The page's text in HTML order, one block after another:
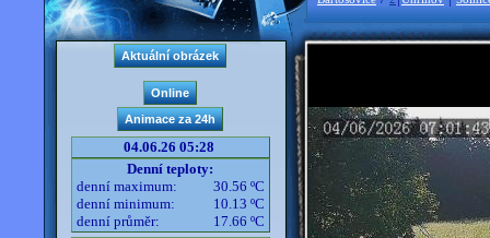
04.06.26 05:28
Denní teploty:
denní maximum:
30.56 ºC
denní minimum:
10.13 ºC
denní průměr:
17.66 ºC